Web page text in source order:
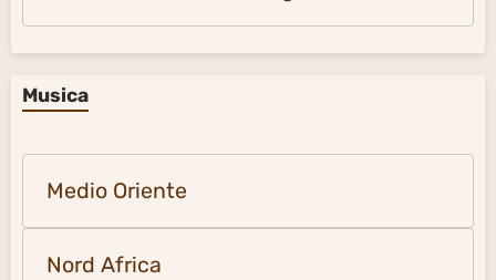
Musica
Medio Oriente
Nord Africa